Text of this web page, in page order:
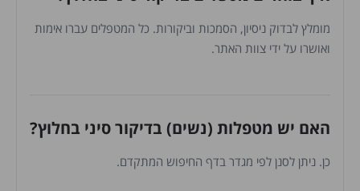
מומלץ לבדוק ניסיון, הסמכות וביקורות. כל המטפלים עברו אימות
ואושרו על ידי צוות האתר.
האם יש מטפלות (נשים) בדיקור סיני בחלוץ?
כן. ניתן לסנן לפי מגדר בדף החיפוש המתקדם.